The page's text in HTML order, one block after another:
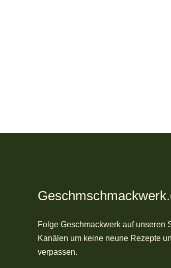
Folge Geschmackwerk auf unseren
Kanälen um keine neune Rezepte
verpassen.